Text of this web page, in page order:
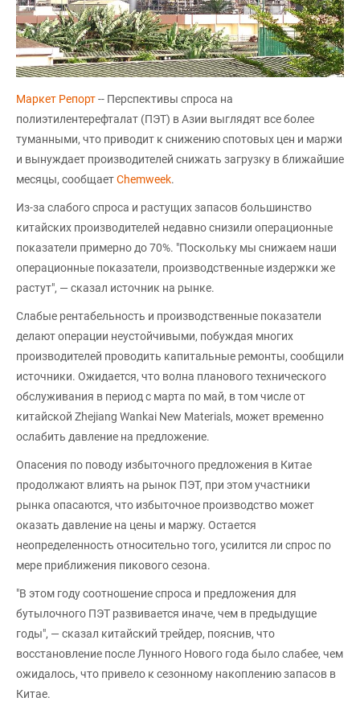
Маркет Репорт-- Перспективы спроса на
полиэтилентерефталат (ПЭТ) в Азии выглядят все более
туманными, что приводит к снижению спотовых цен и маржи
и вынуждает производителей снижать загрузку в ближайшие
месяцы, сообщаетChemweek.
Из-за слабого спроса и растущих запасов большинство
китайских производителей недавно снизили операционные
показатели примерно до 70%. "Поскольку мы снижаем наши
операционные показатели, производственные издержки же
растут", — сказал источник на рынке.
Слабые рентабельность и производственные показатели
делают операции неустойчивыми, побуждая многих
производителей проводить капитальные ремонты, сообщили
источники. Ожидается, что волна планового технического
обслуживания в период с марта по май, в том числе от
китайской Zhejiang Wankai New Materials, может временно
ослабить давление на предложение.
Опасения по поводу избыточного предложения в Китае
продолжают влиять на рынок ПЭТ, при этом участники
рынка опасаются, что избыточное производство может
оказать давление на цены и маржу. Остается
неопределенность относительно того, усилится ли спрос по
мере приближения пикового сезона.
"В этом году соотношение спроса и предложения для
бутылочного ПЭТ развивается иначе, чем в предыдущие
годы", — сказал китайский трейдер, пояснив, что
восстановление после Лунного Нового года было слабее, чем
ожидалось, что привело к сезонному накоплению запасов в
Китае.